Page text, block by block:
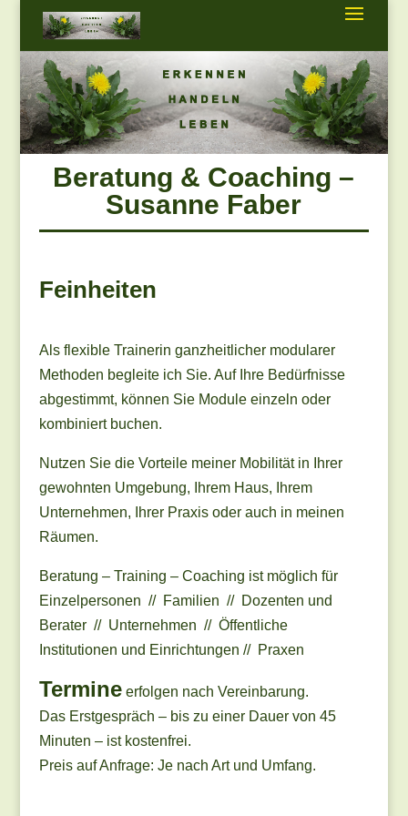
Beratung & Coaching –
Susanne Faber
Feinheiten
Als flexible Trainerin ganzheitlicher modularer
Methoden begleite ich Sie. Auf Ihre Bedürfnisse
abgestimmt, können Sie Module einzeln oder
kombiniert buchen.
Nutzen Sie die Vorteile meiner Mobilität in Ihrer
gewohnten Umgebung, Ihrem Haus, Ihrem
Unternehmen, Ihrer Praxis oder auch in meinen
Räumen.
Beratung – Training – Coaching ist möglich für
Einzelpersonen // Familien // Dozenten und
Berater // Unternehmen // Öffentliche
Institutionen und Einrichtungen // Praxen
Termineerfolgen nach Vereinbarung.
Das Erstgespräch – bis zu einer Dauer von 45
Minuten – ist kostenfrei.
Preis auf Anfrage: Je nach Art und Umfang.